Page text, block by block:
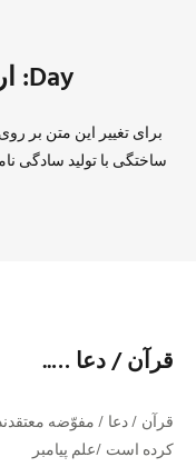
Day: اردیبهشت 2, 1390
برای تغییر این متن بر
ساختگی با تولید سادگی
قرآن / دعا …..
قرآن / دعا / مفوّضه
كرده است /علم پيامبر